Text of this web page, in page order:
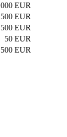
EUR
EUR
EUR
50 EUR
500 EUR